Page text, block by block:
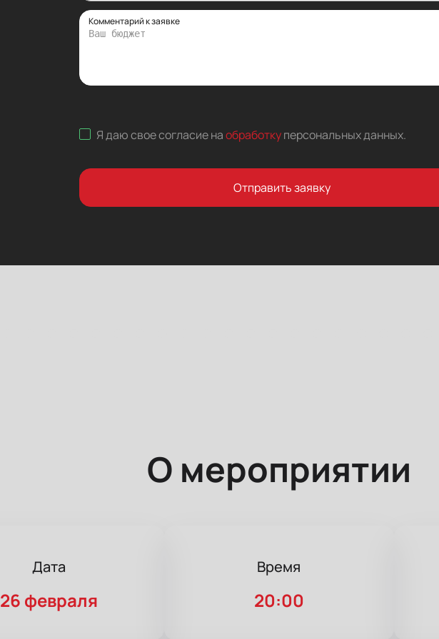
Комментарий к заявке
Я даю свое согласие наобработку персональных данных.
Отправить заявку
О мероприятии
Дата
26 февраля
Время
20:00